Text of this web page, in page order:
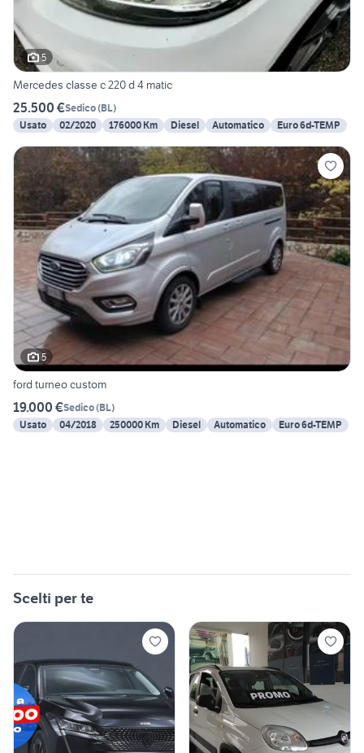
5
Mercedes classe c 220 d 4 matic
25.500 €Sedico(BL)
Usato
02/2020 176000 Km Diesel Automatico Euro 6d-TEMP
5
ford turneo custom
19.000 €Sedico(BL)
Usato
04/2018 250000 Km Diesel Automatico Euro 6d-TEMP
Scelti per te